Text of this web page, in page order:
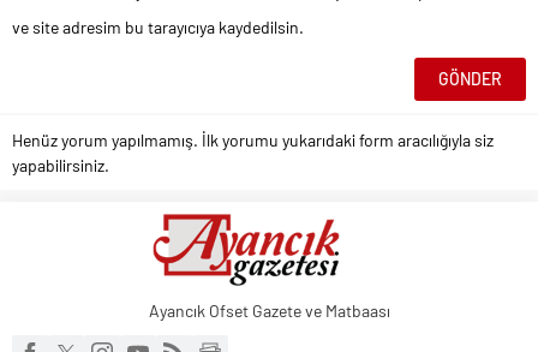
ve site adresim bu tarayıcıya kaydedilsin.
Henüz yorum yapılmamış. İlk yorumu yukarıdaki form aracılığıyla siz
yapabilirsiniz.
Ayancık Ofset Gazete ve Matbaası